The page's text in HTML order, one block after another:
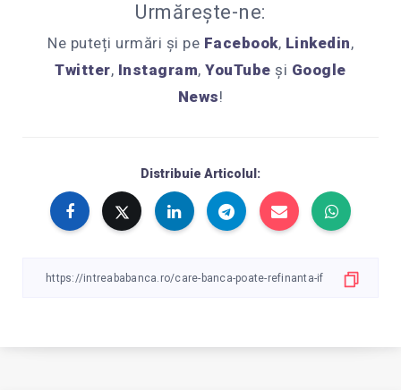
Urmărește-ne:
Ne puteți urmări și pe Facebook, Linkedin,
Twitter, Instagram,YouTube și Google
News!
Distribuie Articolul: